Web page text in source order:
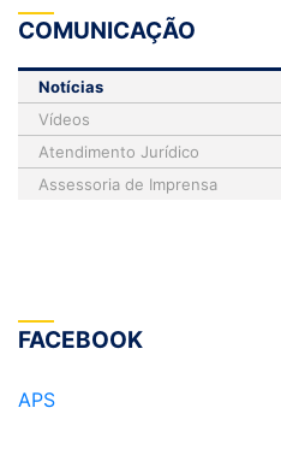
COMUNICAÇÃO
Notícias
Vídeos
Atendimento Jurídico
Assessoria de Imprensa
FACEBOOK
APS